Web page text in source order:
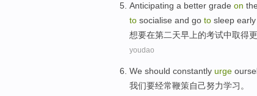
Anticipating a better grade on
to socialise and go to sleep early
想要在第二天早上的考试中取得
youdao
We should constantly urge
我们要经常鞭策自己努力学习 。